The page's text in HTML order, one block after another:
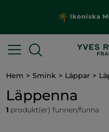
Ikoniska
Hem Smink Läppar
Läppenna
1 produkt(er) funnen/funna